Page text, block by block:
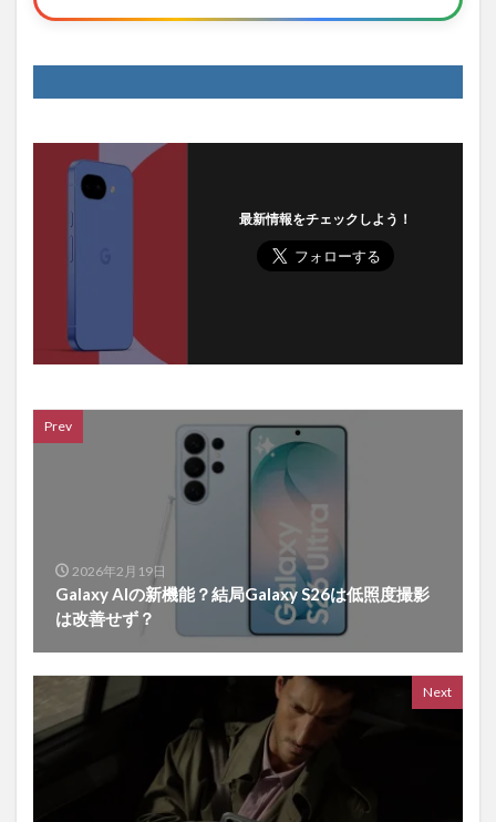
最新情報をチェックしよう！
Prev
2026年2月19日
Galaxy AIの新機能？結局Galaxy S26は低照度撮影
は改善せず？
Next